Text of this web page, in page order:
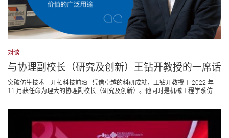
对谈
与协理副校长（研究及创新）王钻开教授的一席话
突破仿生技术 开拓科技前沿 凭借卓越的科研成就，王钻开教授于 2022 年
11 月获任命为理大的协理副校长（研究及创新）。他同时是机械工程学系仿...